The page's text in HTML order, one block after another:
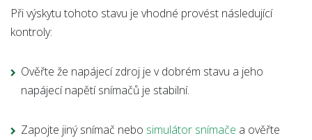
Při výskytu tohoto stavu je vhodné provést následující
kontroly:
Ověřte že napájecí zdroj je v dobrém stavu a jeho
napájecí napětí snímačů je stabilní.
Zapojte jiný snímač nebo simulátor snímače a ověřte